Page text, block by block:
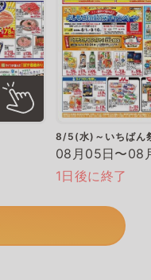
8/5(水)～いちばん
08月05日〜08
1日後に終了